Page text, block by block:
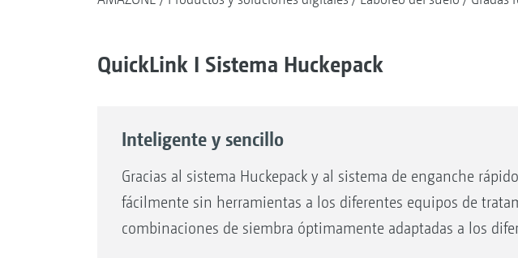
QuickLink I Sistema Huckepack
Inteligente y sencillo
Gracias al sistema Huckepack y al sistema de enganche
fácilmente sin herramientas a los diferentes equipos de
combinaciones de siembra óptimamente adaptadas a los